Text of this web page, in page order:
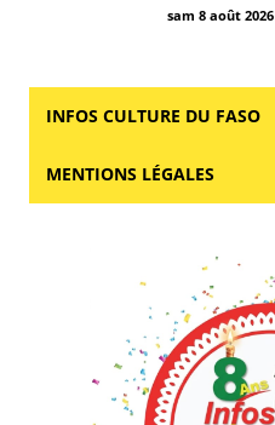
sam 8 août 2026
INFOS CULTURE DU FASO
MENTIONS LÉGALES